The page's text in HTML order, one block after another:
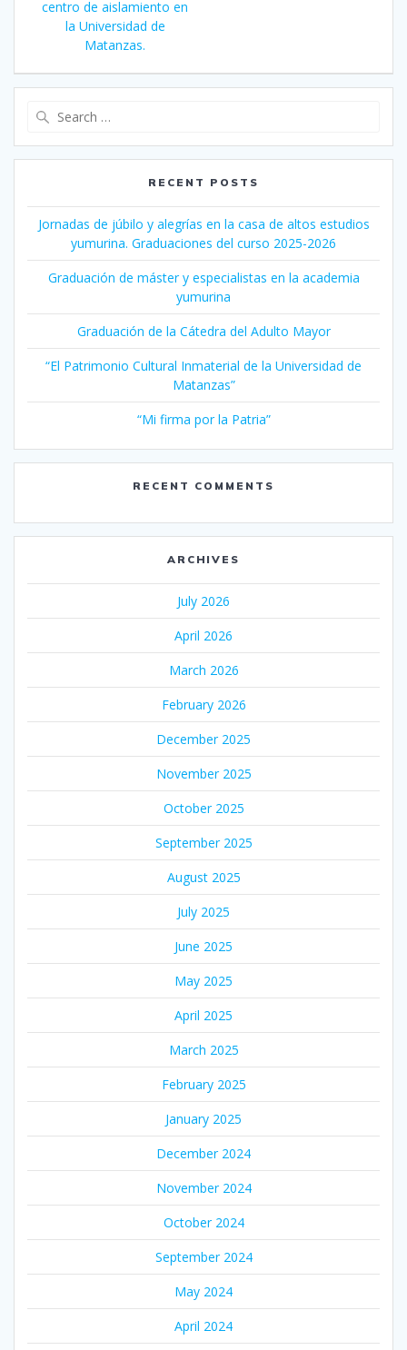
centro de aislamiento en
la Universidad de
Matanzas.
RECENT POSTS
Jornadas de júbilo y alegrías en la casa de altos estudios
yumurina. Graduaciones del curso 2025-2026
Graduación de máster y especialistas en la academia
yumurina
Graduación de la Cátedra del Adulto Mayor
“El Patrimonio Cultural Inmaterial de la Universidad de
Matanzas”
“Mi firma por la Patria”
RECENT COMMENTS
ARCHIVES
July 2026
April 2026
March 2026
February 2026
December 2025
November 2025
October 2025
September 2025
August 2025
July 2025
June 2025
May 2025
April 2025
March 2025
February 2025
January 2025
December 2024
November 2024
October 2024
September 2024
May 2024
April 2024